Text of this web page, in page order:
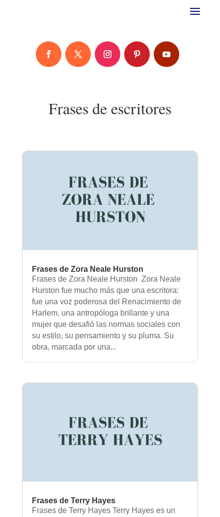
Frases de escritores
Frases de Zora Neale Hurston
Frases de Zora Neale Hurston Zora Neale
Hurston fue mucho más que una escritora:
fue una voz poderosa del Renacimiento de
Harlem, una antropóloga brillante y una
mujer que desafió las normas sociales con
su estilo, su pensamiento y su pluma. Su
obra, marcada por una...
Frases de Terry Hayes
Frases de Terry Hayes Terry Hayes es un